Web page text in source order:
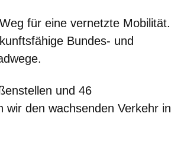
für eine vernetzte Mobilität.
Bundes- und
und 46
wir den wachsenden Verkehr in